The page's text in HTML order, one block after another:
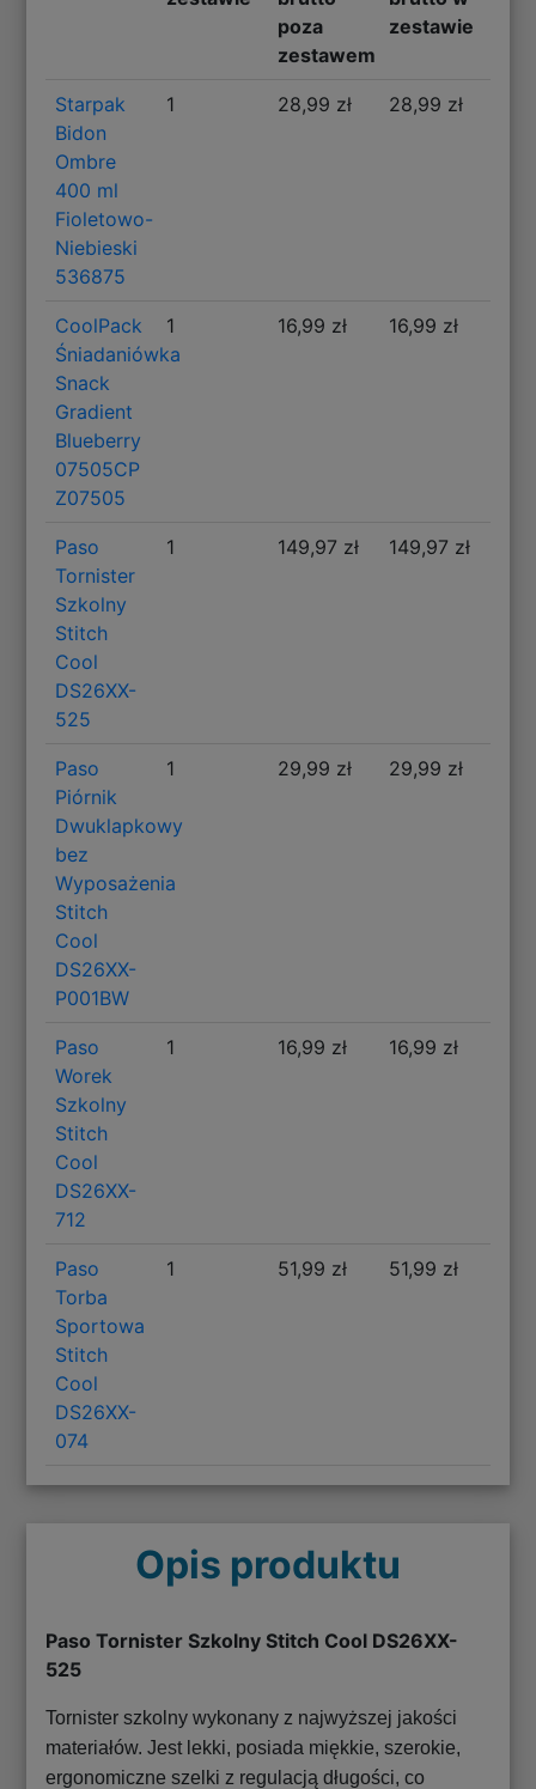
poza
zestawem
zestawie
Starpak
Bidon
Ombre
400 ml
Fioletowo-
Niebieski
536875
1 28,99 zł 28,99 zł
CoolPack
Śniadaniówka
Snack
Gradient
Blueberry
07505CP
Z07505
1 16,99 zł 16,99 zł
Paso
Tornister
Szkolny
Stitch
Cool
DS26XX-
525
1 149,97 zł 149,97 zł
Paso
Piórnik
Dwuklapkowy
bez
Wyposażenia
Stitch
Cool
DS26XX-
P001BW
1 29,99 zł 29,99 zł
Paso
Worek
Szkolny
Stitch
Cool
DS26XX-
712
1 16,99 zł 16,99 zł
Paso
Torba
Sportowa
Stitch
Cool
DS26XX-
074
1 51,99 zł 51,99 zł
Opis produktu
Paso Tornister Szkolny Stitch Cool DS26XX-
525
Tornister szkolny wykonany z najwyższej jakości
materiałów. Jest lekki, posiada miękkie, szerokie,
ergonomiczne szelki z regulacją długości, co